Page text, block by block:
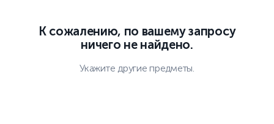
К сожалению, по вашему запросу
ничего не найдено.
Укажите другие предметы.